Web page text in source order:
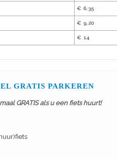
€ 6,35
€ 9,20
€ 14
GRATIS PARKEREN
GRATIS als u een fiets huurt!